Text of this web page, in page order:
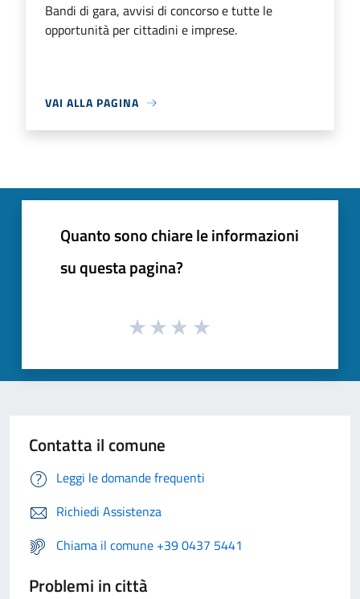
Bandi di gara, avvisi di concorso e tutte le
opportunità per cittadini e imprese.
VAI ALLA PAGINA
Quanto sono chiare le informazioni
su questa pagina?
Contatta il comune
Leggi le domande frequenti
Richiedi Assistenza
Chiama il comune +39 0437 5441
Problemi in città